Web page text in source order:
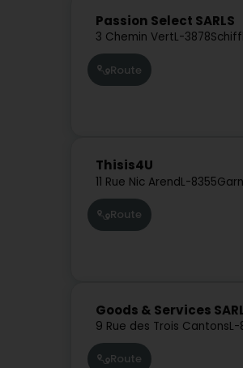
Passion Select SARLS
3 Chemin VertL-3878
Route
Thisis4U
11 Rue Nic ArendL-8355
Route
Goods & Services
9 Rue des Trois CantonsL-
Route